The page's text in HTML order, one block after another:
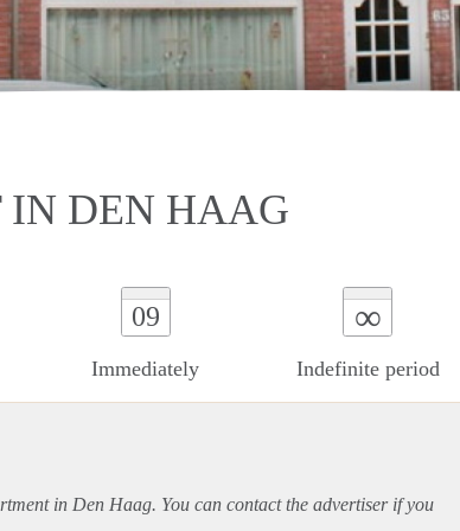
IN DEN HAAG
09
Immediately
∞
Indefinite period
in Den Haag. You can contact the advertiser if you